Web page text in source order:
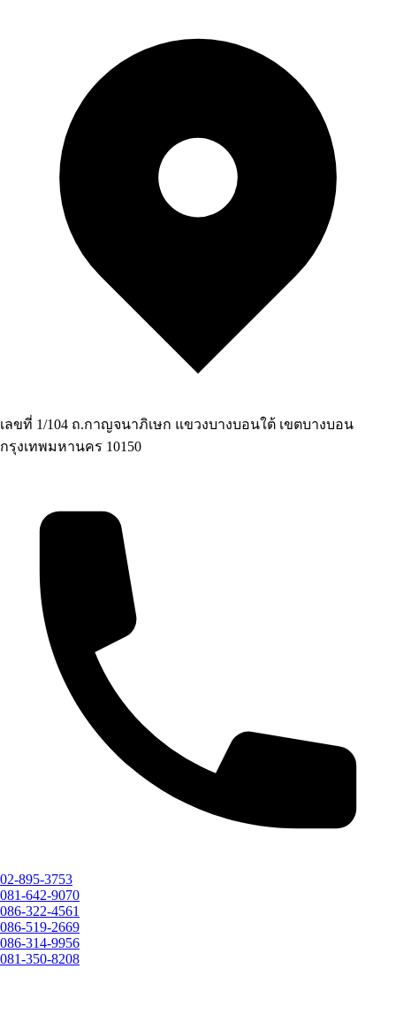
เลขที่ 1/104 ถ.กาญจนาภิเษก แขวงบางบอนใต้ เขตบางบอน
กรุงเทพมหานคร 10150
02-895-3753
081-642-9070
086-322-4561
086-519-2669
086-314-9956
081-350-8208